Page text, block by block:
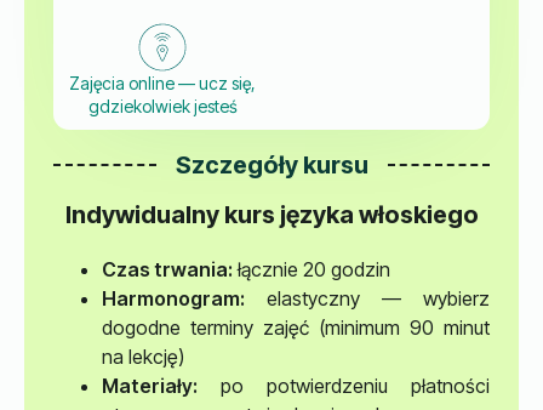
Zajęcia online — ucz się,
gdziekolwiek jesteś
Szczegóły kursu
Indywidualny kurs języka włoskiego
Czas trwania: łącznie 20 godzin
Harmonogram: elastyczny — wybierz
dogodne terminy zajęć (minimum 90 minut
na lekcję)
Materiały: po potwierdzeniu płatności